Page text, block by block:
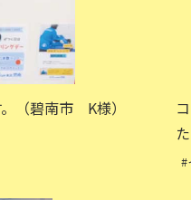
（碧南市 K様）
#